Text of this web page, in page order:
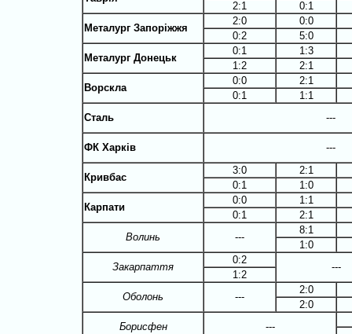
2:1
0:1
Металург Запоріжжя
2:0
0:0
0:2
5:0
Металург Донецьк
0:1
1:3
1:2
2:1
Ворскла
0:0
2:1
0:1
1:1
Сталь
---
ФК Харків ---
Кривбас
3:0
2:1
0:1
1:0
Карпати
0:0
1:1
0:1
2:1
Волинь
---
8:1
1:0
Закарпаття
0:2
---
1:2
Оболонь
---
2:0
2:0
Борисфен
---